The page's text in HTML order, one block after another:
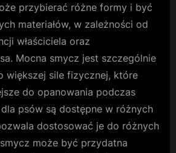
przybierać różne formy i być
materiałów, w zależności od
właściciela oraz
Mocna smycz jest szczególnie
większej sile fizycznej, które
do opanowania podczas
psów są dostępne w różnych
dostosować je do różnych
może być przydatna